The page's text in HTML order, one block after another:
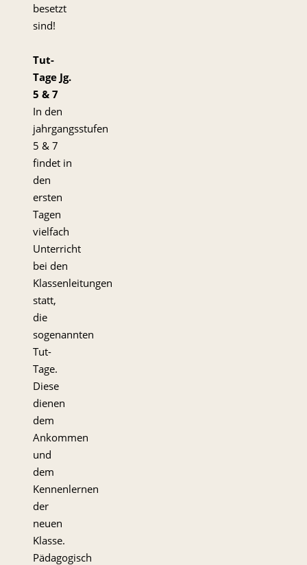
besetzt
sind!
Tut-
Tage Jg.
5 & 7
In den
jahrgangsstufen
5 & 7
findet in
den
ersten
Tagen
vielfach
Unterricht
bei den
Klassenleitungen
statt,
die
sogenannten
Tut-
Tage.
Diese
dienen
dem
Ankommen
und
dem
Kennenlernen
der
neuen
Klasse.
Pädagogisch